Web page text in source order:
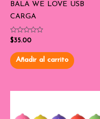
BALA WE LOVE USB
CARGA
Valorado
de
5
$35.00
Añadir al carrito